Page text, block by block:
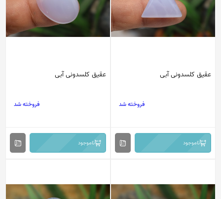
عقیق کلسدونی آبی
فروخته شد
ناموجود
عقیق کلسدونی آبی
فروخته شد
ناموجود